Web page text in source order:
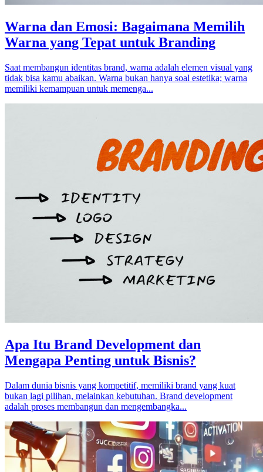
Warna dan Emosi: Bagaimana Memilih
Warna yang Tepat untuk Branding
Saat membangun identitas brand, warna adalah elemen visual yang
tidak bisa kamu abaikan. Warna bukan hanya soal estetika; warna
memiliki kemampuan untuk memenga...
Apa Itu Brand Development dan
Mengapa Penting untuk Bisnis?
Dalam dunia bisnis yang kompetitif, memiliki brand yang kuat
bukan lagi pilihan, melainkan kebutuhan. Brand development
adalah proses membangun dan mengembangka...